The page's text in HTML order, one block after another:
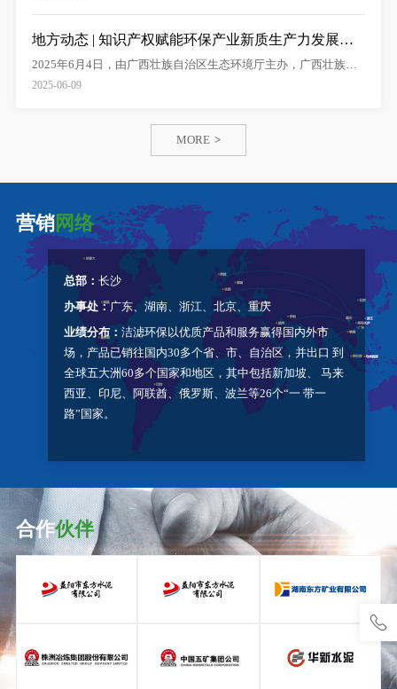
地方动态 | 知识产权赋能环保产业新质生产力发展研…
2025年6月4日，由广西壮族自治区生态环境厅主办，广西壮族自
治区环境保护产业协会…
2025-06-09
MORE >
营销网络
总部： 长沙
办事处：广东、湖南、浙江、北京、重庆
业绩分布： 洁滤环保以优质产品和服务赢得国内外市
场，产品已销往国内30多个省、市、自治区，并出口 到
全球五大洲60多个国家和地区，其中包括新加坡、 马来
西亚、印尼、阿联酋、俄罗斯、波兰等26个“一 带一
路”国家。
合作伙伴